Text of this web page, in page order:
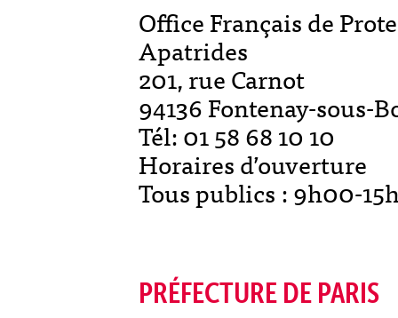
Office Français de
Apatrides
201, rue Carnot
94136 Fontenay-sous-
Tél: 01 58 68 10 10
Horaires d’ouverture
Tous publics : 9h00-
PRÉFECTURE DE PARIS